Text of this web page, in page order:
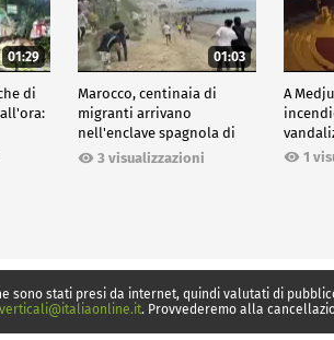
01:29
di
01:03
Marocco, centinaia di
migranti arrivano
nell'enclave spagnola di
Ceuta3 visualizzazioni
A
1
sono stati presi da internet, quindi valutati di
. Provvederemo alla